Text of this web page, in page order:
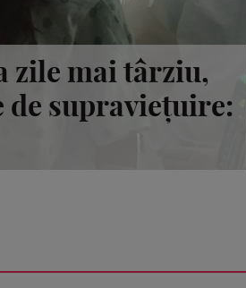
zile mai târziu,
de supraviețuire: